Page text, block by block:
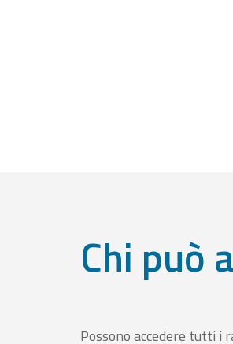
Chi può
Possono accedere tutti i